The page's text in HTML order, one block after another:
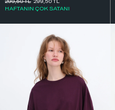
299,50TL
HAFTANIN ÇOK SATANI
299,50TL